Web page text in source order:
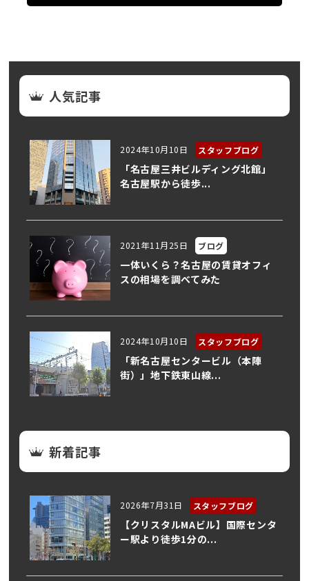
人気記事
2024年10月10日 スタッフブログ
「名古屋三井ビルディング北館」
名古屋駅から徒歩...
2021年11月25日 ブログ
一体いくら？名古屋の賃貸オフィ
スの相場を調べてみた
2024年10月10日 スタッフブログ
「新名古屋センタービル（本陣
街）」地下鉄東山線...
新着記事
2026年7月31日 スタッフブログ
【クリスタルMAビル】国際センタ
ー駅より徒歩1分の...